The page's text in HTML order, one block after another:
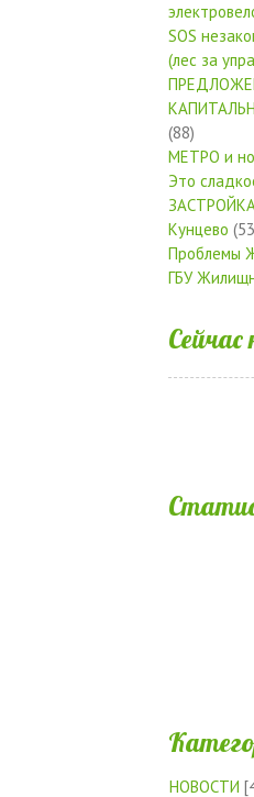
SOS
(лес за
(88)
МЕТРО и
Это
Кунцево
Проблемы
ГБУ
Сейчас
НОВОСТИ